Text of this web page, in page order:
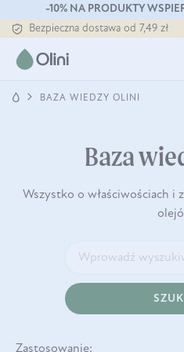
-10% NA PRODUKTY
Tłoczony zawsze na zimno
Bezpieczna dostawa od 7,49 zł
Darmowa dostawa od 199 zł
Tłoczony zawsze na zimno
BAZA WIEDZY OLINI
Baza
Wszystko o właściwościach i
Zastosowanie: